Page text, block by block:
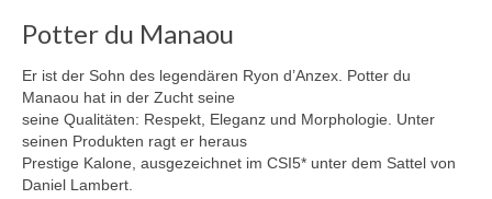
Lamia – Lycon – Condelaro – Bream –
Arween – Asti’s Amsterdam – El Bundy –
Imperator
Coco – Concetto Famos – Lancer II –
Grannus – Argentinus
Potter du Manaou
Er ist der Sohn des legendären Ryon d’Anzex. Potter du
Manaou hat in der Zucht seine
seine Qualitäten: Respekt, Eleganz und Morphologie. Unter
seinen Produkten ragt er heraus
Prestige Kalone, ausgezeichnet im CSI5* unter dem Sattel von
Daniel Lambert.